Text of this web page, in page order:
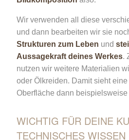
Wir verwenden all diese
und dann bearbeiten wir sie
Strukturen zum Leben und
Aussagekraft deines Werkes.
nutzen wir weitere Materialien
oder Ölkreiden. Damit sieht
Oberfläche dann
WICHTIG FÜR DEINE
TECHNISCHES WISSEN